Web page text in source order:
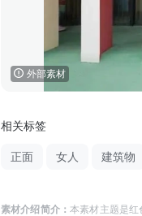
外部素材
相关标签
正面 女人 建筑物
素材介绍简介：本素材主题是红